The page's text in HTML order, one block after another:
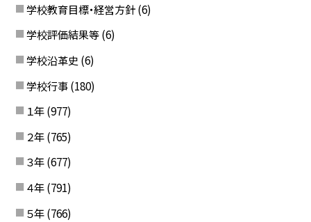
学校教育目標・経営方針 (6)
学校評価結果等 (6)
学校沿革史 (6)
学校行事 (180)
１年 (977)
２年 (765)
３年 (677)
４年 (791)
５年 (766)